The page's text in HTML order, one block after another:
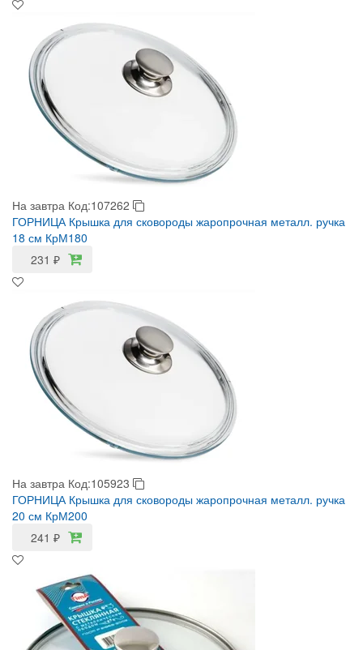
На завтра Код:107262
ГОРНИЦА Крышка для сковороды жаропрочная металл. ручка
18 см КрМ180
231 ₽
На завтра Код:105923
ГОРНИЦА Крышка для сковороды жаропрочная металл. ручка
20 см КрМ200
241 ₽